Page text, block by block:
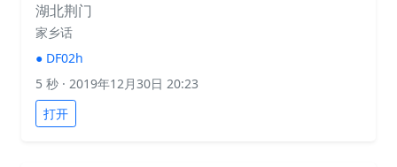
湖北荆门
家乡话
● DF02h
5 秒 · 2019年12月30日 20:23
打开